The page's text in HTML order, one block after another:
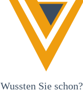
Wussten Sie schon?